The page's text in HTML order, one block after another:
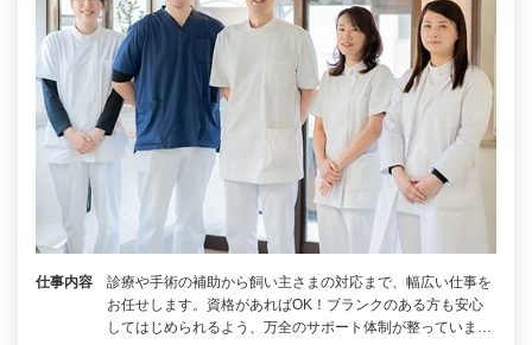
仕事内容
診療や手術の補助から飼い主さまの対応まで、幅広い仕事を
お任せします。資格があればOK！ブランクのある方も安心
してはじめられるよう、万全のサポート体制が整っていま…